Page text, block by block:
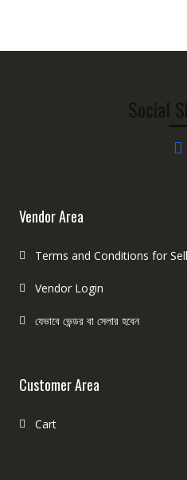
Social
Vendor Area
Terms and Conditions for
Vendor Login
যেভাবে ভেন্ডর বা সেলার হবেন
Customer Area
Cart